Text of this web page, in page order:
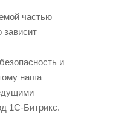
частью
зависит
и
наша
1С-Битрикс.